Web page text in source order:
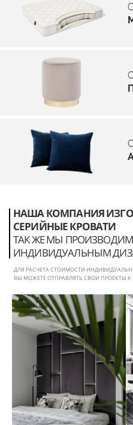
НАША КОМПАНИЯ
СЕРИЙНЫЕ КРОВАТИ
ТАК ЖЕ МЫ
ИНДИВИДУАЛЬНЫМ
ДЛЯ РАСЧЕТА СТОИМОСТИ
ВЫ МОЖЕТЕ ОТПРАВЛЯТЬ СВОИ ПРОЕКТЫ